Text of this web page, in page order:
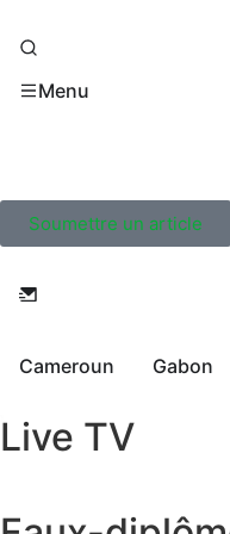
Menu
Soumettre un article
Cameroun Gabon
Live TV